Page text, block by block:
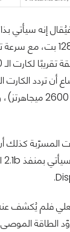
ميجاهرتز (مع تردد
فلم يُكشف